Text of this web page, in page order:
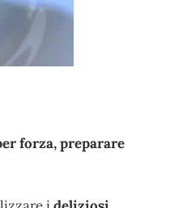
forza, preparare